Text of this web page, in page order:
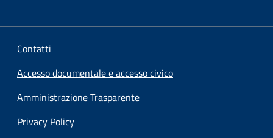
Contatti
Accesso documentale e accesso civico
Amministrazione Trasparente
Privacy Policy